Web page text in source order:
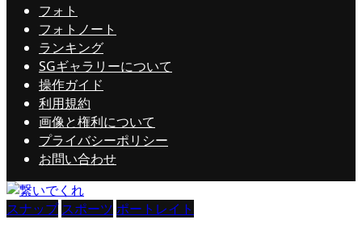
フォト
フォトノート
ランキング
SGギャラリーについて
操作ガイド
利用規約
画像と権利について
プライバシーポリシー
お問い合わせ
スナップ スポーツ ポートレイト